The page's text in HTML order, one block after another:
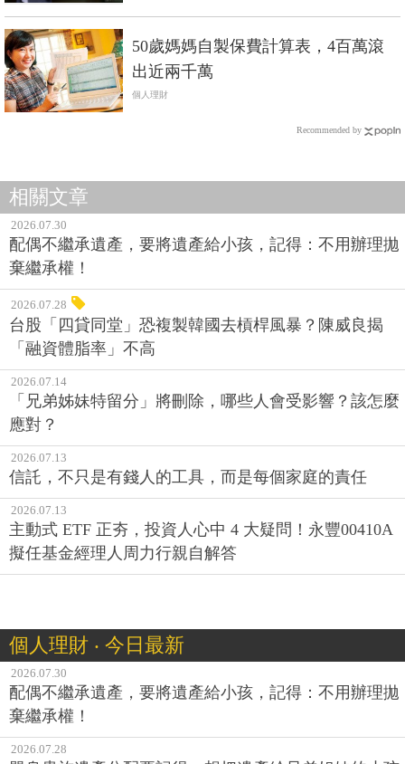
50歲媽媽自製保費計算表，4百萬滾
出近兩千萬
個人理財
Recommended by
相關文章
2026.07.30
配偶不繼承遺產，要將遺產給小孩，記得：不用辦理拋
棄繼承權！
2026.07.28
台股「四貸同堂」恐複製韓國去槓桿風暴？陳威良揭
「融資體脂率」不高
2026.07.14
「兄弟姊妹特留分」將刪除，哪些人會受影響？該怎麼
應對？
2026.07.13
信託，不只是有錢人的工具，而是每個家庭的責任
2026.07.13
主動式 ETF 正夯，投資人心中 4 大疑問！永豐00410A
擬任基金經理人周力行親自解答
個人理財 ‧ 今日最新
2026.07.30
配偶不繼承遺產，要將遺產給小孩，記得：不用辦理拋
棄繼承權！
2026.07.28